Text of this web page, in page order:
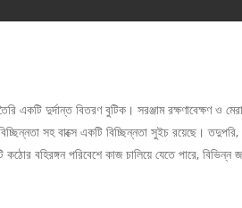
দুর্দান্ত বিতরণ বুটিক। সরঞ্জাম রক্ষণাবেক্ষণ ও
সহ বাক্সে একটি বিচ্ছিন্নতা সুইচ রয়েছে।
বহিরঙ্গন পরিবেশে কাজ চালিয়ে যেতে পারে,